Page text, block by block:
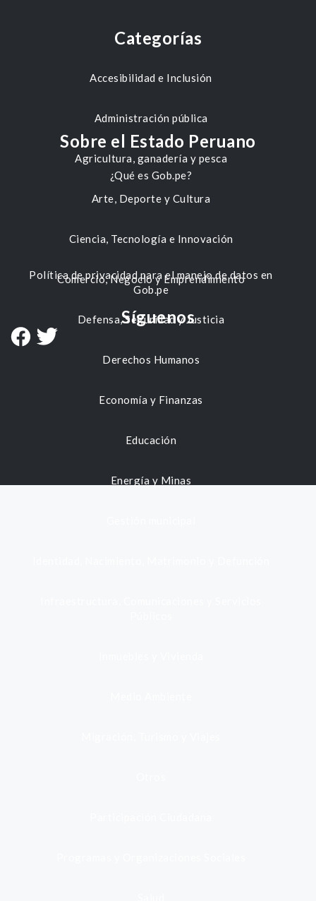
Categorías
Accesibilidad e Inclusión
Administración pública
Agricultura, ganadería y pesca
Arte, Deporte y Cultura
Ciencia, Tecnología e Innovación
Comercio, Negocio y Emprendimiento
Defensa, Seguridad y Justicia
Derechos Humanos
Economía y Finanzas
Educación
Energía y Minas
Sobre el Estado Peruano
¿Qué es Gob.pe?
Política de privacidad para el manejo de datos en
Gob.pe
Síguenos